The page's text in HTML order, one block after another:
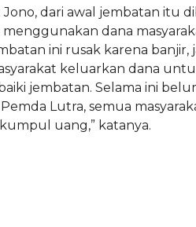
dari awal jembatan itu
dana
ini rusak karena banjir,
keluarkan dana
jembatan. Selama ini
Lutra, semua
uang,” katanya.